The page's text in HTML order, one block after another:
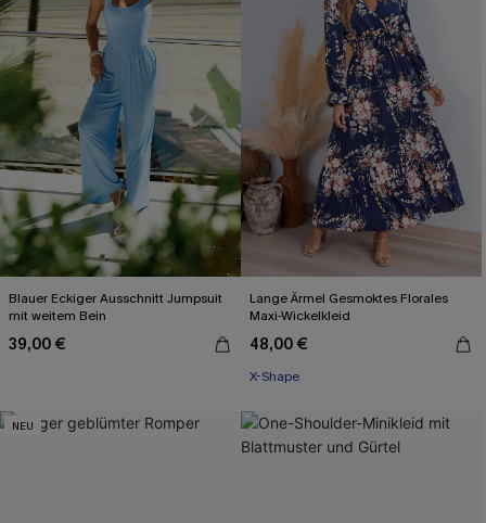
Blauer Eckiger Ausschnitt Jumpsuit
mit weitem Bein
39,00 €
Lange Ärmel Gesmoktes Florales
Maxi-Wickelkleid
48,00 €
X-Shape
NEU